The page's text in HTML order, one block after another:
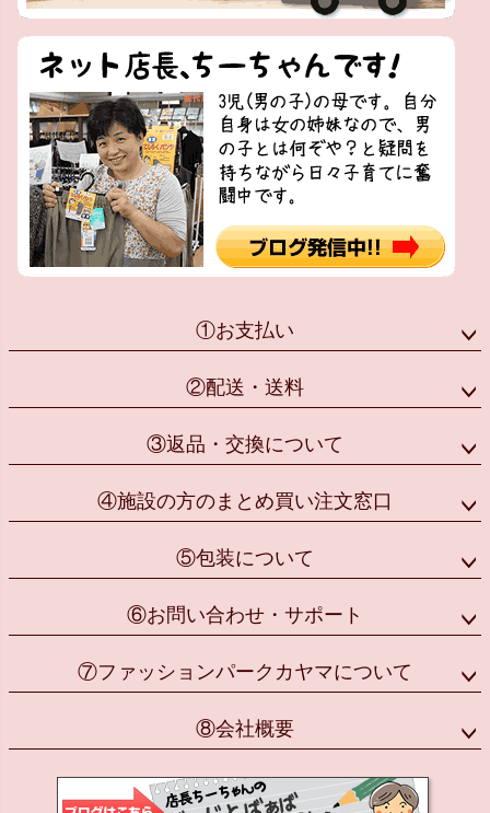
①お支払い
②配送・送料
③返品・交換について
④施設の方のまとめ買い注文窓口
⑤包装について
⑥お問い合わせ・サポート
⑦ファッションパークカヤマについて
⑧会社概要